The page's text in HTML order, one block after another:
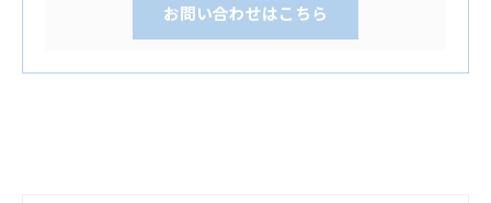
お問い合わせはこちら